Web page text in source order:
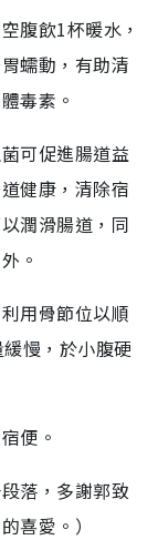
腹飲1杯暖水，
蠕動，有助清
毒素。
可促進腸道益
健康，清除宿
潤滑腸道，同
。
用骨節位以順
慢，於小腹硬
便。
落，多謝郭致
喜愛。）